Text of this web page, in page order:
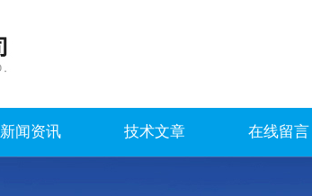
新闻资讯 技术文章 在线留言